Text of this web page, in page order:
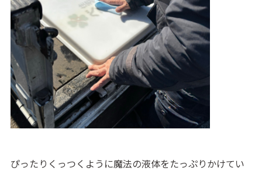
ぴったりくっつくように魔法の液体をたっぷりかけてい